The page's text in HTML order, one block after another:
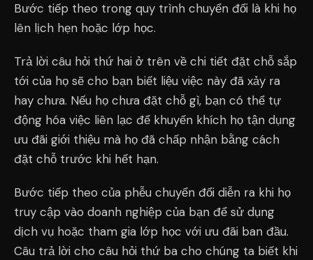
Bước tiếp theo trong quy trình chuyển đổi là khi họ
lên lịch hẹn hoặc lớp học.
Trả lời câu hỏi thứ hai ở trên về chi tiết đặt chỗ sắp
tới của họ sẽ cho bạn biết liệu việc này đã xảy ra
hay chưa. Nếu họ chưa đặt chỗ gì, bạn có thể tự
động hóa việc liên lạc để khuyến khích họ tận dụng
ưu đãi giới thiệu mà họ đã chấp nhận bằng cách
đặt chỗ trước khi hết hạn.
Bước tiếp theo của phễu chuyển đổi diễn ra khi họ
truy cập vào doanh nghiệp của bạn để sử dụng
dịch vụ hoặc tham gia lớp học với ưu đãi ban đầu.
Câu trả lời cho câu hỏi thứ ba cho chúng ta biết khi